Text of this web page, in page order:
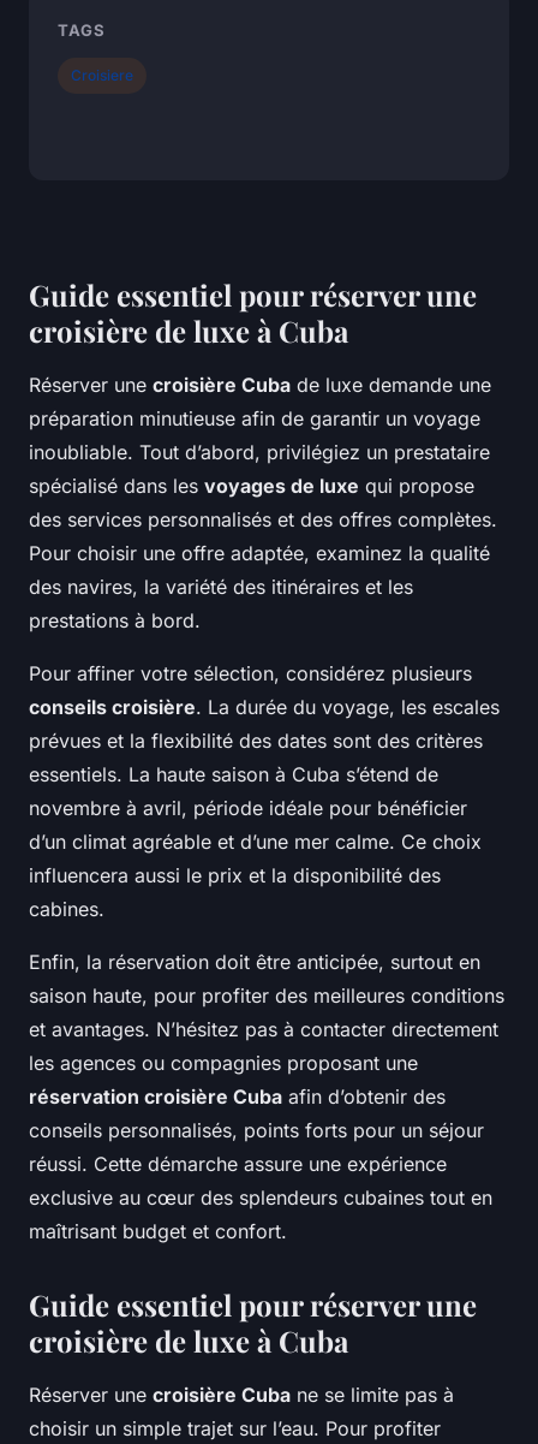
Guide essentiel pour réserver une
croisière de luxe à Cuba
Réserver une croisière Cuba de luxe demande une
préparation minutieuse afin de garantir un voyage
inoubliable. Tout d’abord, privilégiez un prestataire
spécialisé dans les voyages de luxe qui propose
des services personnalisés et des offres complètes.
Pour choisir une offre adaptée, examinez la qualité
des navires, la variété des itinéraires et les
prestations à bord.
Pour affiner votre sélection, considérez plusieurs
conseils croisière. La durée du voyage, les escales
prévues et la flexibilité des dates sont des critères
essentiels. La haute saison à Cuba s’étend de
novembre à avril, période idéale pour bénéficier
d’un climat agréable et d’une mer calme. Ce choix
influencera aussi le prix et la disponibilité des
cabines.
Enfin, la réservation doit être anticipée, surtout en
saison haute, pour profiter des meilleures conditions
et avantages. N’hésitez pas à contacter directement
les agences ou compagnies proposant une
réservation croisière Cuba afin d’obtenir des
conseils personnalisés, points forts pour un séjour
réussi. Cette démarche assure une expérience
exclusive au cœur des splendeurs cubaines tout en
maîtrisant budget et confort.
Guide essentiel pour réserver une
croisière de luxe à Cuba
Réserver une croisière Cuba ne se limite pas à
choisir un simple trajet sur l’eau. Pour profiter
TAGS
Croisiere